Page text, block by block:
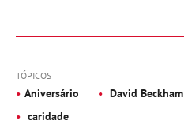
TÓPICOS
Aniversário David Beckham
caridade